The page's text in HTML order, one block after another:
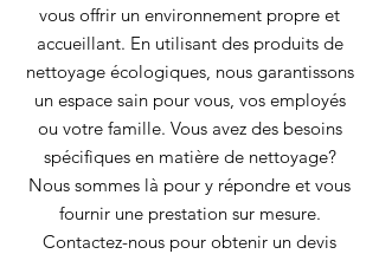
vous offrir un environnement propre et
accueillant. En utilisant des produits de
nettoyage écologiques, nous garantissons
un espace sain pour vous, vos employés
ou votre famille. Vous avez des besoins
spécifiques en matière de nettoyage?
Nous sommes là pour y répondre et vous
fournir une prestation sur mesure.
Contactez-nous pour obtenir un devis